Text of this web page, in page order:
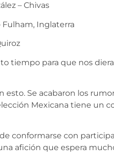
– Chivas
Fulham, Inglaterra
tiempo para que nos
esto. Se acabaron los
Mexicana tiene un
conformarse con
afición que espera